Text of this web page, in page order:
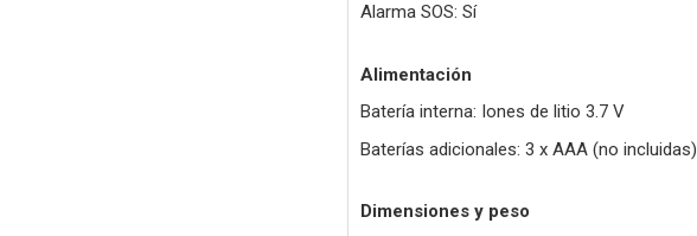
Alarma SOS: Sí
Alimentación
Batería interna: Iones de litio 3.7 V
Baterías adicionales: 3 x AAA (no incluidas)
Dimensiones y peso